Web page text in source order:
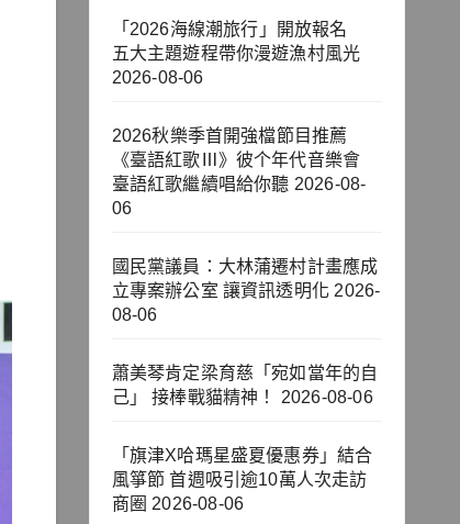
「2026海線潮旅行」開放報名
五大主題遊程帶你漫遊漁村風光
2026-08-06
2026秋樂季首開強檔節目推薦
《臺語紅歌Ⅲ》彼个年代音樂會
臺語紅歌繼續唱給你聽 2026-08-
06
國民黨議員：大林蒲遷村計畫應成
立專案辦公室 讓資訊透明化 2026-
08-06
蕭美琴肯定梁育慈「宛如當年的自
己」 接棒戰貓精神！
2026-08-06
「旗津X哈瑪星盛夏優惠券」結合
風箏節 首週吸引逾10萬人次走訪
商圈 2026-08-06